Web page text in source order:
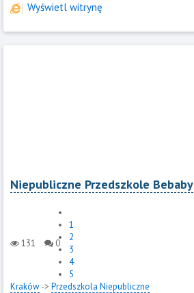
Wyświetl witrynę
Niepubliczne Przedszkole Bebaby
131 0
1
2
3
4
5
Kraków-> Przedszkola Niepubliczne